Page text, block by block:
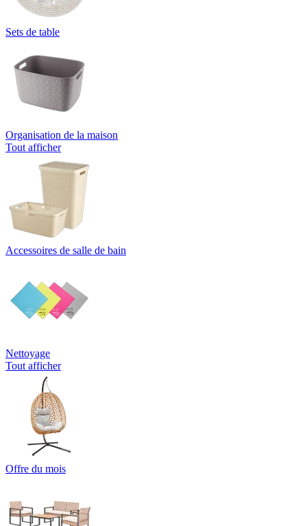
Sets de table
Organisation de la maison
Tout afficher
Accessoires de salle de bain
Nettoyage
Tout afficher
Offre du mois